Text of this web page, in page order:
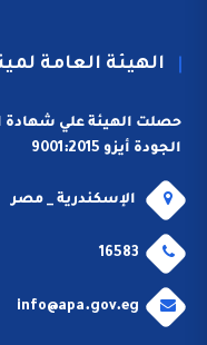
الهيئة العامة
حصلت الهيئة علي شهادة
الجودة أيزو 9001:2015
الإسكندرية _ مصر
16583
info@apa.gov.eg